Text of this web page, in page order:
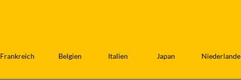
Frankreich Belgien Italien Japan Niederlande